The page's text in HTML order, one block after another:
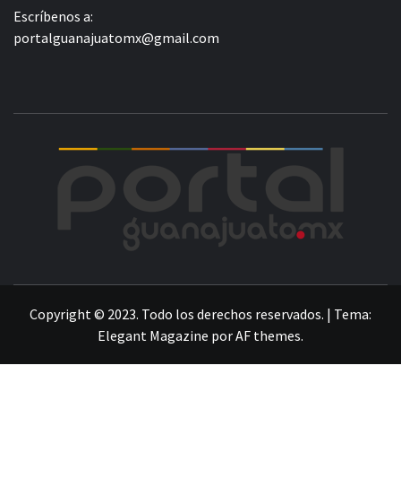
Escríbenos a:
portalguanajuatomx@gmail.com
Copyright © 2023. Todo los derechos reservados. | Tema:
Elegant Magazine porAF themes.